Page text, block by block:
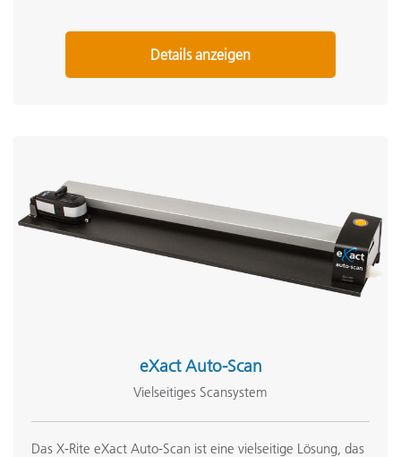
Details anzeigen
eXact Auto-Scan
Vielseitiges Scansystem
Das X-Rite eXact Auto-Scan ist eine vielseitige Lösung, das